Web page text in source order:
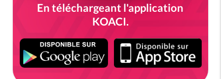
En téléchargeant l'application
KOACI.